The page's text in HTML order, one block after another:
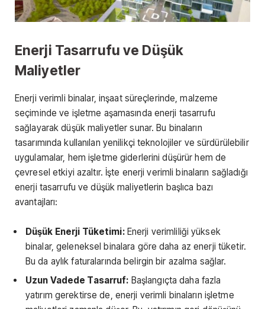
Enerji Tasarrufu ve Düşük
Maliyetler
Enerji verimli binalar, inşaat süreçlerinde, malzeme
seçiminde ve işletme aşamasında enerji tasarrufu
sağlayarak düşük maliyetler sunar. Bu binaların
tasarımında kullanılan yenilikçi teknolojiler ve sürdürülebilir
uygulamalar, hem işletme giderlerini düşürür hem de
çevresel etkiyi azaltır. İşte enerji verimli binaların sağladığı
enerji tasarrufu ve düşük maliyetlerin başlıca bazı
avantajları:
Düşük Enerji Tüketimi:Enerji verimliliği yüksek
binalar, geleneksel binalara göre daha az enerji tüketir.
Bu da aylık faturalarında belirgin bir azalma sağlar.
Uzun Vadede Tasarruf: Başlangıçta daha fazla
yatırım gerektirse de, enerji verimli binaların işletme